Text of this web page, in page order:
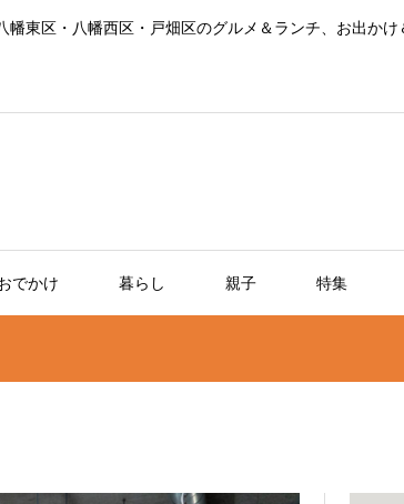
東区・八幡西区・戸畑区のグルメ＆ランチ、お出かけ
でかけ 暮らし 親子 特集